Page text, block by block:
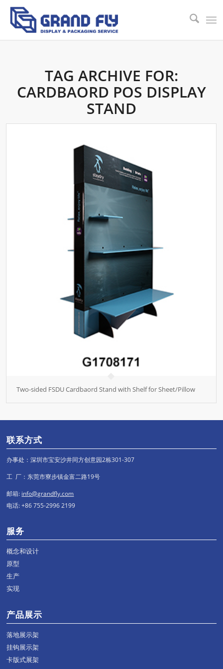
TAG ARCHIVE FOR:
CARDBAORD POS DISPLAY
STAND
Two-sided FSDU Cardbaord Stand with Shelf for Sheet/Pillow
联系方式
办事处：深圳市宝安沙井同方创意园2栋301-307
工 厂：东莞市寮步镇金富二路19号
邮箱: info@grandfly.com
电话: +86 755-2996 2199
服务
概念和设计
原型
生产
实现
产品展示
落地展示架
挂钩展示架
卡版式展架